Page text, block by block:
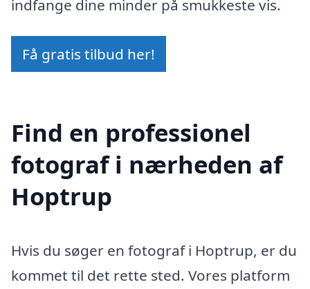
indfange dine minder på smukkeste vis.
Få gratis tilbud her!
Find en professionel
fotograf i nærheden af
Hoptrup
Hvis du søger en fotograf i Hoptrup, er du
kommet til det rette sted. Vores platform